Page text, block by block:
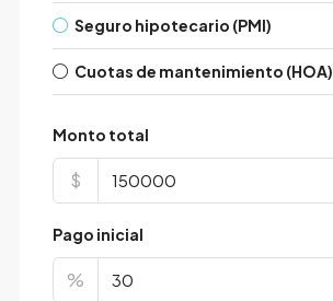
Seguro hipotecario (PMI)
Cuotas de mantenimiento (HOA)
Monto total
$
Pago inicial
%